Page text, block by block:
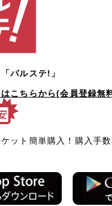
パルステ!」
こちらから(会員登録無
ット簡単購入！購入手